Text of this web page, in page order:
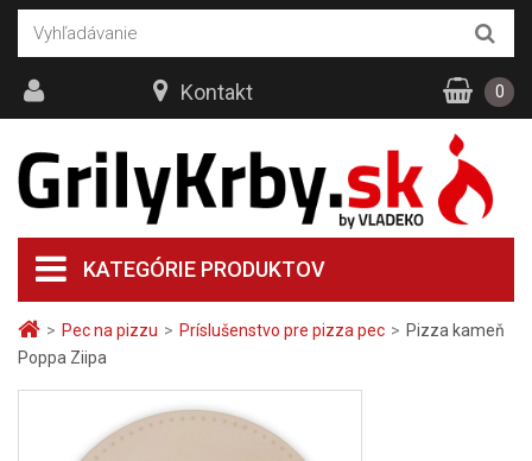
> Pec na pizzu > Príslušenstvo pre pizza pec > Pizza kameň
Poppa Ziipa
KATEGÓRIE PRODUKTOV
Kontakt 0